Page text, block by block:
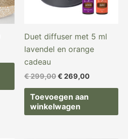
Duet diffuser met 5 ml
lavendel en orange
cadeau
€299,00€ 269,00
Toevoegen aan
winkelwagen